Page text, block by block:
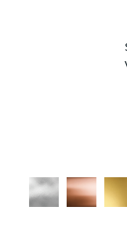
C C C